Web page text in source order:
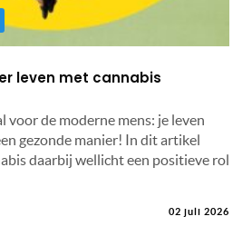
leven met cannabis
voor de moderne mens: je leven
gezonde manier! In dit artikel
daarbij wellicht een positieve rol
02 juli 2026